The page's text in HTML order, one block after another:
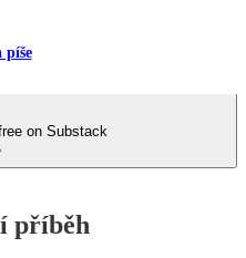
píše
on Substack
příběh